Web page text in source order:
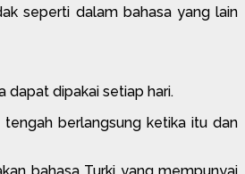
seperti dalam bahasa yang lain
dapat dipakai setiap hari.
berlangsung ketika itu dan